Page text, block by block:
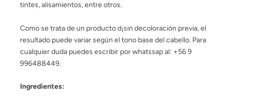
tintes, alisamientos, entre otros.
Como se trata de un producto d¡sin decoloración previa, el
resultado puede variar según el tono base del cabello. Para
cualquier duda puedes escribir por whatssap al: +56 9
996488449.
Ingredientes: